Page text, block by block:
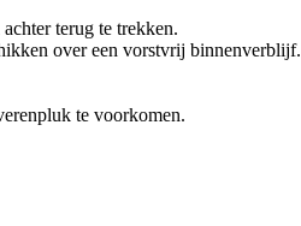
terug te trekken.
over een vorstvrij binnenverblijf.
te voorkomen.